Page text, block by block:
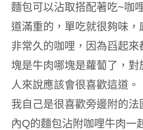
麵包可以沾取搭配著吃~咖
道滿重的，單吃就很夠味，
非常久的咖哩，因為舀起來
塊是牛肉哪塊是蘿蔔了，對
人來說應該會很喜歡這道。
我自己是很喜歡旁邊附的法
內Q的麵包沾附咖哩牛肉一